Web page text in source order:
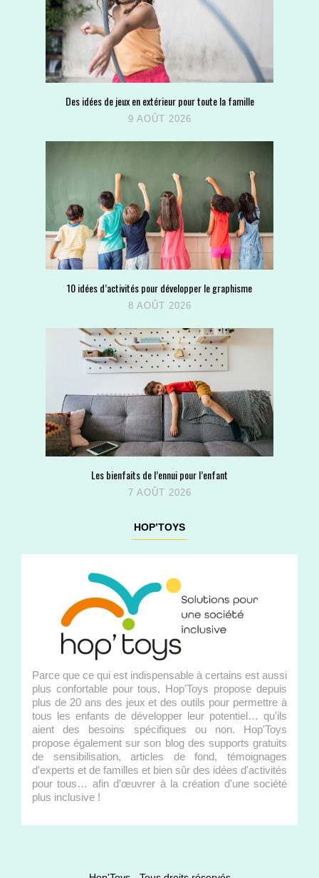
Des idées de jeux en extérieur pour toute la famille
9 AOÛT 2026
10 idées d’activités pour développer le graphisme
8 AOÛT 2026
Les bienfaits de l’ennui pour l’enfant
7 AOÛT 2026
HOP’TOYS
Parce que ce qui est indispensable à certains est aussi
plus confortable pour tous, Hop'Toys propose depuis
plus de 20 ans des jeux et des outils pour permettre à
tous les enfants de développer leur potentiel… qu'ils
aient des besoins spécifiques ou non. Hop'Toys
propose également sur son blog des supports gratuits
de sensibilisation, articles de fond, témoignages
d'experts et de familles et bien sûr des idées d'activités
pour tous… afin d'œuvrer à la création d'une société
plus inclusive !